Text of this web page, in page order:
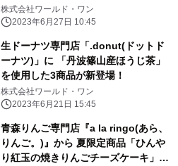
ン！
株式会社ワールド・ワン
2023年6月27日 10:45
生ドーナツ専門店「.donut(ドットド
ーナツ)」に 「丹波篠山産ほうじ茶」
を使用した3商品が新登場！
株式会社ワールド・ワン
2023年6月21日 15:45
青森りんご専門店『a la ringo(あら、
りんご。)』から 夏限定商品「ひんや
り紅玉の焼きりんごチーズケーキ」を